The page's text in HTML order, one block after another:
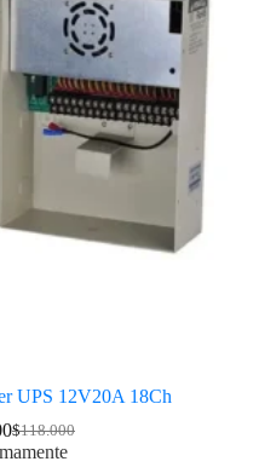
UPS 12V20A 18Ch
$118.000